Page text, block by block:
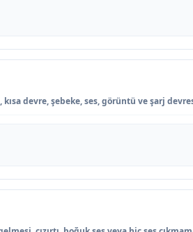
kısa devre, şebeke, ses, görüntü ve şarj